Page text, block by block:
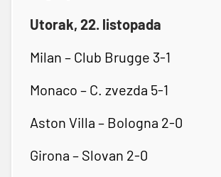
Utorak, 22. listopada
Milan – Club Brugge 3-1
Monaco – C. zvezda 5-1
Aston Villa – Bologna 2-0
Girona – Slovan 2-0